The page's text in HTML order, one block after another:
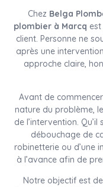
Chez Belga
plombier à Marcq
client. Personne ne
après une
approche claire,
Avant de
nature du problème,
de l’intervention. Qu’il
débouchage de
robinetterie ou d’une
à l’avance afin de
Notre objectif est